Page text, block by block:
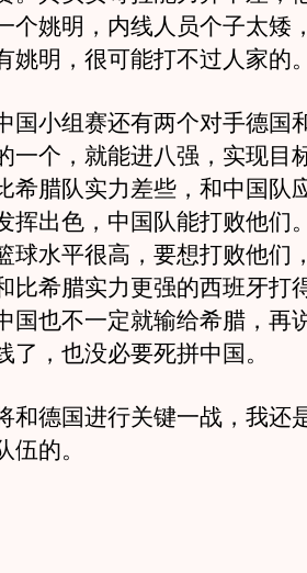
个姚明，内线人员个子太矮
姚明，很可能打不过人家的
小组赛还有两个对手德国
一个，就能进八强，实现目
希腊队实力差些，和中国队
挥出色，中国队能打败他们
球水平很高，要想打败他们
比希腊实力更强的西班牙打
国也不一定就输给希腊，再
了，也没必要死拼中国。
德国进行关键一战，我还
伍的。